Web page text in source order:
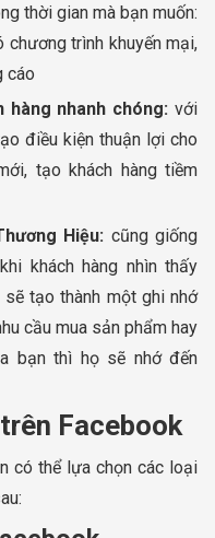
thời gian mà bạn muốn:
chương trình khuyến mại,
cáo
hàng nhanh chóng: với
điều kiện thuận lợi cho
tạo khách hàng tiềm
Hiệu: cũng giống
khách hàng nhìn thấy
tạo thành một ghi nhớ
cầu mua sản phẩm hay
bạn thì họ sẽ nhớ đến
Facebook
có thể lựa chọn các loại